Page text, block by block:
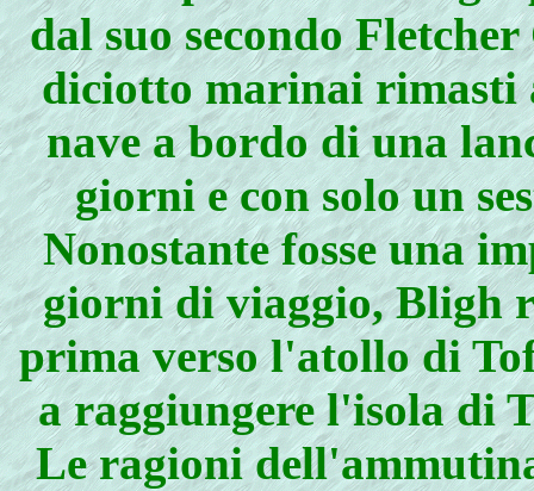
dal suo secondo
diciotto marinai rimasti
nave a bordo di una
giorni e con solo un
Nonostante fosse una
giorni di viaggio, Bligh
prima verso l'atollo di
a raggiungere l'isola di
Le ragioni